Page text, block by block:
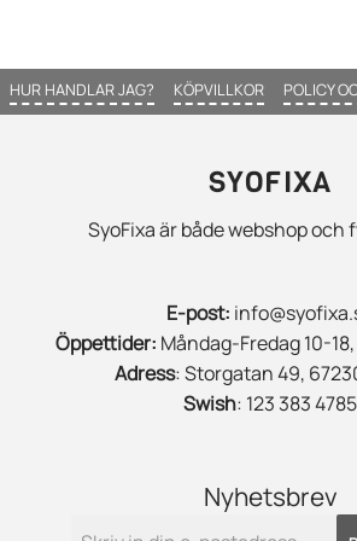
HUR HANDLAR JAG? KÖPVILLKOR POLICY
SYOFIXA
SyoFixa är både webshop och
E-post:
Öppettider: Måndag-Fredag 10-
Adress: Storgatan 49,
Swish: 123 383 4785
Nyhetsbrev